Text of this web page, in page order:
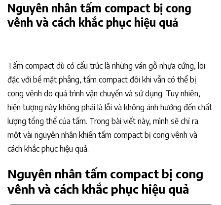
Nguyên nhân tấm compact bị cong
vênh và cách khắc phục hiệu quả
Tấm compact dù có cấu trúc là những ván gỗ nhựa cứng, lõi
đặc với bề mặt phẳng, tấm compact đôi khi vẫn có thể bị
cong vênh do quá trình vận chuyển và sử dụng. Tuy nhiên,
hiện tượng này không phải là lỗi và không ảnh hưởng đến chất
lượng tổng thể của tấm. Trong bài viết này, mình sẽ chỉ ra
một vài nguyên nhân khiến tấm compact bị cong vênh và
cách khắc phục hiệu quả.
Nguyên nhân tấm compact bị cong
vênh và cách khắc phục hiệu quả